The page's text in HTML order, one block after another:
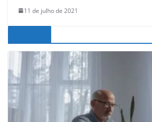
11 de julho de 2021